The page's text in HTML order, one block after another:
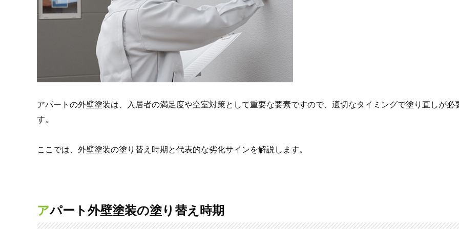
アパートの外壁塗装は、入居者の満足度や空室対策として重要な要素ですので、適切なタイミングで塗り直しが必
す。
ここでは、外壁塗装の塗り替え時期と代表的な劣化サインを解説します。
アパート外壁塗装の塗り替え時期